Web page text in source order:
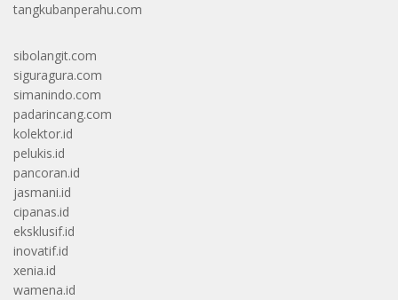
tangkubanperahu.com
sibolangit.com
siguragura.com
simanindo.com
padarincang.com
kolektor.id
pelukis.id
pancoran.id
jasmani.id
cipanas.id
eksklusif.id
inovatif.id
xenia.id
wamena.id